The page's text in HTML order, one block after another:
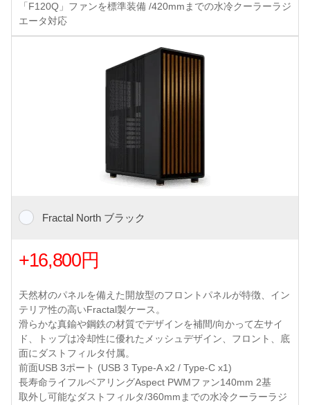
「F120Q」ファンを標準装備 /420mmまでの水冷クーラーラジ
エータ対応
Fractal North ブラック
+16,800円
天然材のパネルを備えた開放型のフロントパネルが特徴、イン
テリア性の高いFractal製ケース。
滑らかな真鍮や鋼鉄の材質でデザインを補間/向かって左サイ
ド、トップは冷却性に優れたメッシュデザイン、フロント、底
面にダストフィルタ付属。
前面USB 3ポート (USB 3 Type-A x2 / Type-C x1)
長寿命ライフルベアリングAspect PWMファン140mm 2基
取外し可能なダストフィルタ/360mmまでの水冷クーラーラジ